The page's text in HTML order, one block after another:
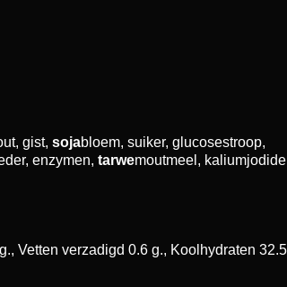
gist, sojabloem, suiker, glucosestroop,
enzymen, tarwemoutmeel,
Vetten verzadigd 0.6 g., Koolhydraten